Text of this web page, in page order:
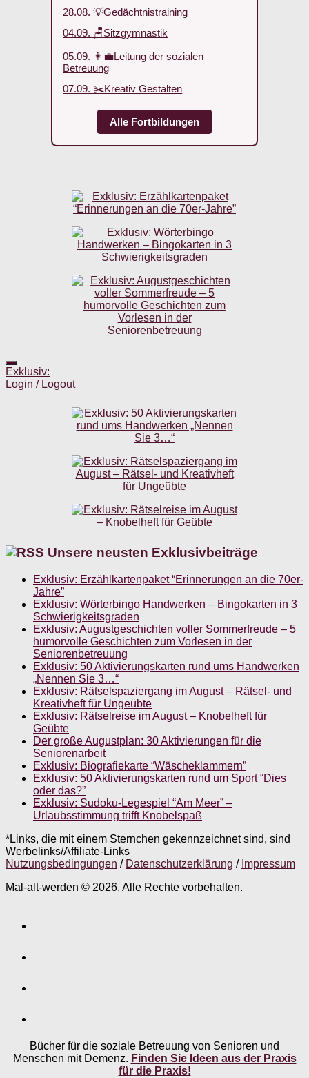
28.08. 💡Gedächtnistraining
04.09. 🪑Sitzgymnastik
05.09. 👩‍💼Leitung der sozialen
Betreuung
07.09. ✂️Kreativ Gestalten
Alle Fortbildungen
Exklusiv:
Login / Logout
Unsere neusten Exklusivbeiträge
Exklusiv: Erzählkartenpaket “Erinnerungen an die 70er-
Jahre”
Exklusiv: Wörterbingo Handwerken – Bingokarten in 3
Schwierigkeitsgraden
Exklusiv: Augustgeschichten voller Sommerfreude – 5
humorvolle Geschichten zum Vorlesen in der
Seniorenbetreuung
Exklusiv: 50 Aktivierungskarten rund ums Handwerken
„Nennen Sie 3…“
Exklusiv: Rätselspaziergang im August – Rätsel- und
Kreativheft für Ungeübte
Exklusiv: Rätselreise im August – Knobelheft für
Geübte
Der große Augustplan: 30 Aktivierungen für die
Seniorenarbeit
Exklusiv: Biografiekarte “Wäscheklammern”
Exklusiv: 50 Aktivierungskarten rund um Sport “Dies
oder das?”
Exklusiv: Sudoku-Legespiel “Am Meer” –
Urlaubsstimmung trifft Knobelspaß
*Links, die mit einem Sternchen gekennzeichnet sind, sind
Werbelinks/Affiliate-Links
Nutzungsbedingungen / Datenschutzerklärung / Impressum
Mal-alt-werden © 2026. Alle Rechte vorbehalten.
Bücher für die soziale Betreuung von Senioren und
Menschen mit Demenz. Finden Sie Ideen aus der Praxis
für die Praxis!